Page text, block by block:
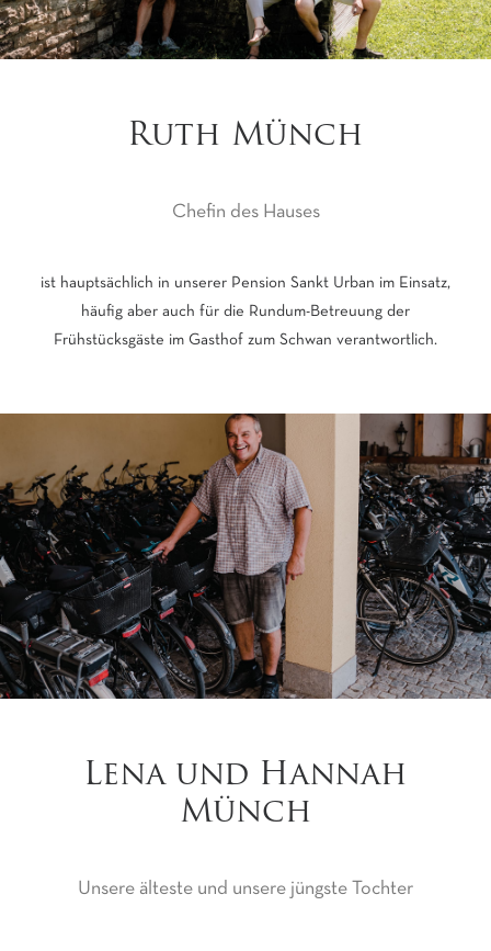
Ruth Münch
Chefin des Hauses
ist hauptsächlich in unserer Pension Sankt Urban im Einsatz,
häufig aber auch für die Rundum-Betreuung der
Frühstücksgäste im Gasthof zum Schwan verantwortlich.
Lena und Hannah
Münch
Unsere älteste und unsere jüngste Tochter